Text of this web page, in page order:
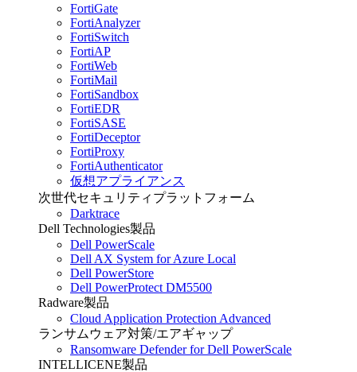
FortiGate
FortiAnalyzer
FortiSwitch
FortiAP
FortiWeb
FortiMail
FortiSandbox
FortiEDR
FortiSASE
FortiDeceptor
FortiProxy
FortiAuthenticator
仮想アプライアンス
次世代セキュリティプラットフォーム
Darktrace
Dell Technologies製品
Dell PowerScale
Dell AX System for Azure Local
Dell PowerStore
Dell PowerProtect DM5500
Radware製品
Cloud Application Protection Advanced
ランサムウェア対策/エアギャップ
Ransomware Defender for Dell PowerScale
INTELLICENE製品